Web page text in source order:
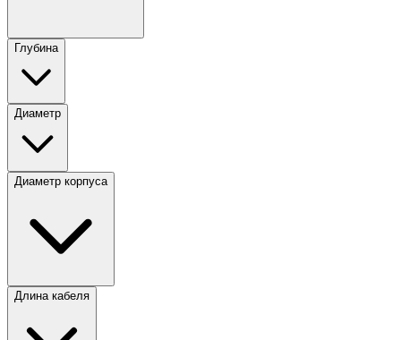
Глубина
Диаметр
Диаметр корпуса
Длина кабеля